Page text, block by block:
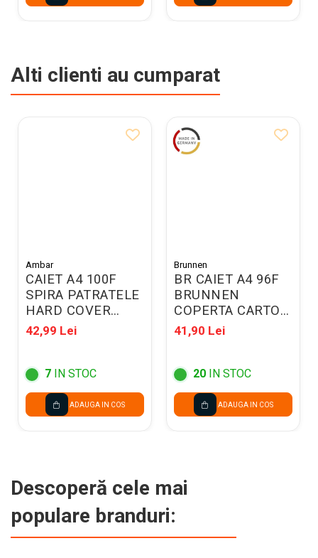
Alti clienti au cumparat
Ambar
CAIET A4 100F
SPIRA PATRATELE
HARD COVER
KRAFT 207901
42,99 Lei
7 IN STOC
ADAUGA IN COS
Brunnen
BR CAIET A4 96F
BRUNNEN
COPERTA CARTON
MARO VELIN
4347070
41,90 Lei
20 IN STOC
ADAUGA IN COS
Descoperă cele mai
populare branduri: